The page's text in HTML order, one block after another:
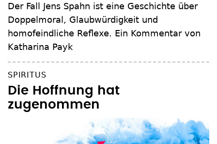
Der Fall Jens Spahn ist eine Geschichte über
Doppelmoral, Glaubwürdigkeit und
homofeindliche Reflexe. Ein Kommentar von
SPIRITUS
Die Hoffnung hat
zugenommen